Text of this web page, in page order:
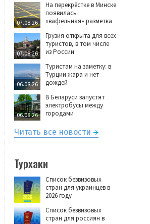
07.08.26
На перекрёстке в Минске
появилась
«вафельная» разметка
07.08.26
Грузия открыта для всех
туристов, в том числе
из России
06.08.26
Туристам на заметку: в
Турции жара и нет
дождей
06.08.26
В Беларуси запустят
электробусы между
городами
Читать все новости
Турхаки
Список безвизовых
стран для украинцев в
2026 году
Список безвизовых
стран для россиян в